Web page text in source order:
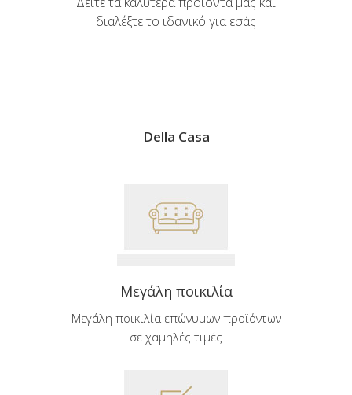
διαλέξτε το ιδανικό για εσάς
Della Casa
Μεγάλη ποικιλία
Μεγάλη ποικιλία επώνυμων προϊόντων
σε χαμηλές τιμές